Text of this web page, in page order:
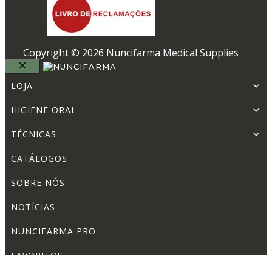
Copyright © 2026 Nuncifarma Medical Supplies
LOJA
HIGIENE ORAL
TÉCNICAS
CATÁLOGOS
SOBRE NÓS
NOTÍCIAS
NUNCIFARMA PRO